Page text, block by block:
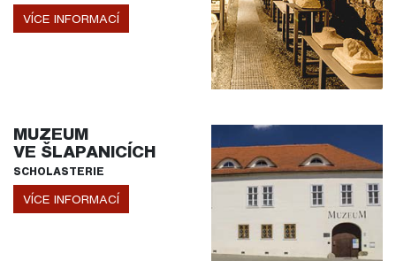
VÍCE INFORMACÍ
MUZEUM
VE ŠLAPANICÍCH
SCHOLASTERIE
VÍCE INFORMACÍ